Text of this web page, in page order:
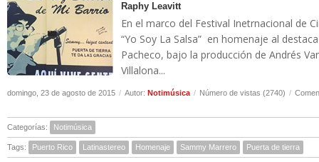
Raphy Leavitt
En el marco del Festival Inetrnacional de
“Yo Soy La Salsa” en homenaje al
Pacheco, bajo la producción de Andrés
Villalona...
domingo, 23 de agosto de 2015 / Autor: Notimúsica / Número de vistas (2740) /
Categorías: Notimúsica
Tags: Puerto Rico Latinastereo Homenaje Sammy Marrero Puerta de tierra